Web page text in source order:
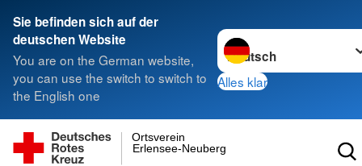
Sie befinden sich auf der
deutschen Website
You are on the German website,
you can use the switch to switch to
the English one
Sprache wechseln zu
Alles klar
Erlensee-Neuberg
Ortsverein